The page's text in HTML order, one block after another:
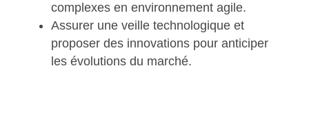
complexes en environnement agile.
Assurer une veille technologique et
proposer des innovations pour anticiper
les évolutions du marché.